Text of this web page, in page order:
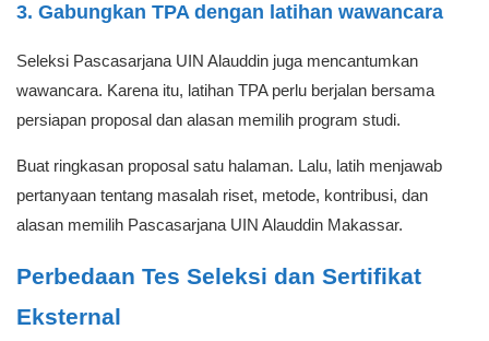
3. Gabungkan TPA dengan latihan wawancara
Seleksi Pascasarjana UIN Alauddin juga mencantumkan
wawancara. Karena itu, latihan TPA perlu berjalan bersama
persiapan proposal dan alasan memilih program studi.
Buat ringkasan proposal satu halaman. Lalu, latih menjawab
pertanyaan tentang masalah riset, metode, kontribusi, dan
alasan memilih Pascasarjana UIN Alauddin Makassar.
Perbedaan Tes Seleksi dan Sertifikat
Eksternal